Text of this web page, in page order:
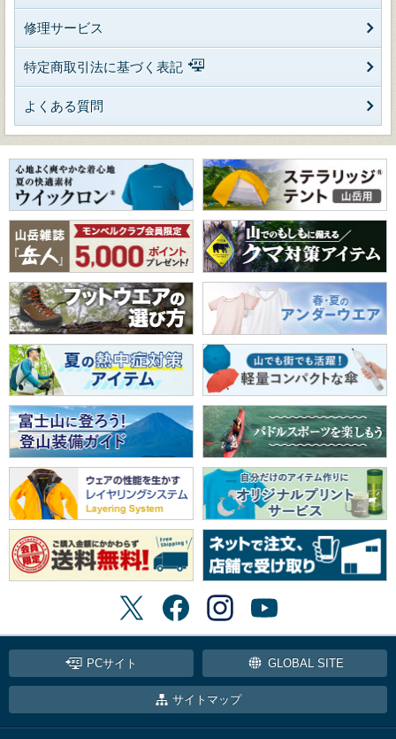
修理サービス
特定商取引法に基づく表記
よくある質問
PCサイト GLOBAL SITE
サイトマップ